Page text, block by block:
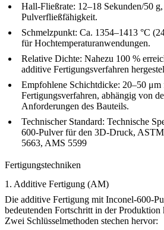
Hall-Fließrate: 12–18 Sekunden/50
Pulverfließfähigkeit.
Schmelzpunkt: Ca. 1354–1413 °C
für Hochtemperaturanwendungen.
Relative Dichte: Nahezu 100 %
additive Fertigungsverfahren
Empfohlene Schichtdicke: 20–50 μm
Fertigungsverfahren, abhängig von
Anforderungen des Bauteils.
Technischer Standard: Technische
600-Pulver für den 3D-Druck,
5663, AMS 5599
Fertigungstechniken
1. Additive Fertigung (AM)
Die additive Fertigung mit Inconel-600-
bedeutenden Fortschritt in der Produktion
Zwei Schlüsselmethoden stechen hervor: